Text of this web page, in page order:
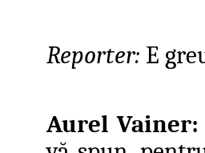
Reporter: E
Aurel